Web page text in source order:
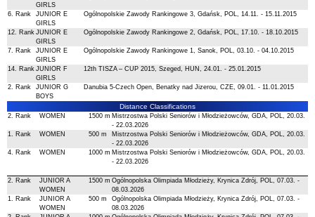
GIRLS
6. Rank
JUNIOR E
GIRLS
Ogólnopolskie Zawody Rankingowe 3, Gdańsk, POL, 14.11. - 15.11.2015
12. Rank JUNIOR E
GIRLS
Ogólnopolskie Zawody Rankingowe 2, Gdańsk, POL, 17.10. - 18.10.2015
7. Rank
JUNIOR E
GIRLS
Ogólnopolskie Zawody Rankingowe 1, Sanok, POL, 03.10. - 04.10.2015
14. Rank JUNIOR F
GIRLS
12th TISZA – CUP 2015, Szeged, HUN, 24.01. - 25.01.2015
2. Rank
JUNIOR G
BOYS
Danubia 5-Czech Open, Benatky nad Jizerou, CZE, 09.01. - 11.01.2015
Distance Classifications
2. Rank WOMEN 1500 m Mistrzostwa Polski Seniorów i Młodzieżowców, GDA, POL, 20.03.
- 22.03.2026
1. Rank
WOMEN 500 m
Mistrzostwa Polski Seniorów i Młodzieżowców, GDA, POL, 20.03.
- 22.03.2026
4. Rank
WOMEN 1000 m Mistrzostwa Polski Seniorów i Młodzieżowców, GDA, POL, 20.03.
- 22.03.2026
2. Rank
JUNIOR A
WOMEN
1500 m Ogólnopolska Olimpiada Młodzieży, Krynica Zdrój, POL, 07.03. -
08.03.2026
1. Rank
JUNIOR A
WOMEN
500 m
Ogólnopolska Olimpiada Młodzieży, Krynica Zdrój, POL, 07.03. -
08.03.2026